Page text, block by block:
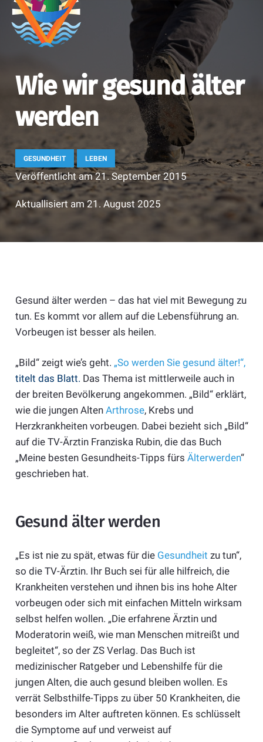
Wie wir gesund älter
werden
GESUNDHEIT LEBEN
Veröffentlicht am21. September 2015
Aktuallisiert am21. August 2025
Gesund älter werden – das hat viel mit Bewegung zu
tun. Es kommt vor allem auf die Lebensführung an.
Vorbeugen ist besser als heilen.
„Bild“ zeigt wie’s geht. „So werden Sie gesund älter!“,
titelt das Blatt. Das Thema ist mittlerweile auch in
der breiten Bevölkerung angekommen. „Bild“ erklärt,
wie die jungen Alten Arthrose, Krebs und
Herzkrankheiten vorbeugen. Dabei bezieht sich „Bild“
auf die TV-Ärztin Franziska Rubin, die das Buch
„Meine besten Gesundheits-Tipps fürs Älterwerden“
geschrieben hat.
Gesund älter werden
„Es ist nie zu spät, etwas für die Gesundheit zu tun“,
so die TV-Ärztin. Ihr Buch sei für alle hilfreich, die
Krankheiten verstehen und ihnen bis ins hohe Alter
vorbeugen oder sich mit einfachen Mitteln wirksam
selbst helfen wollen. „Die erfahrene Ärztin und
Moderatorin weiß, wie man Menschen mitreißt und
begleitet“, so der ZS Verlag. Das Buch ist
medizinischer Ratgeber und Lebenshilfe für die
jungen Alten, die auch gesund bleiben wollen. Es
verrät Selbsthilfe-Tipps zu über 50 Krankheiten, die
besonders im Alter auftreten können. Es schlüsselt
die Symptome auf und verweist auf